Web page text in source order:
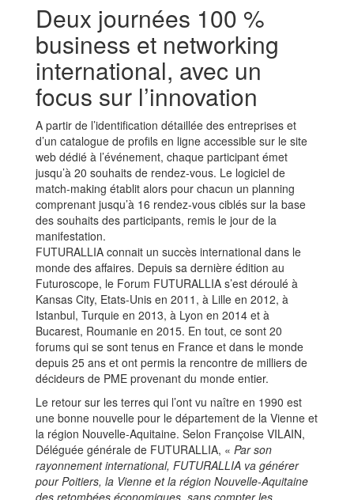
Deux journées 100 %
business et networking
international, avec un
focus sur l’innovation
A partir de l’identification détaillée des entreprises et
d’un catalogue de profils en ligne accessible sur le site
web dédié à l’événement, chaque participant émet
jusqu’à 20 souhaits de rendez-vous. Le logiciel de
match-making établit alors pour chacun un planning
comprenant jusqu’à 16 rendez-vous ciblés sur la base
des souhaits des participants, remis le jour de la
manifestation.
FUTURALLIA connait un succès international dans le
monde des affaires. Depuis sa dernière édition au
Futuroscope, le Forum FUTURALLIA s’est déroulé à
Kansas City, Etats-Unis en 2011, à Lille en 2012, à
Istanbul, Turquie en 2013, à Lyon en 2014 et à
Bucarest, Roumanie en 2015. En tout, ce sont 20
forums qui se sont tenus en France et dans le monde
depuis 25 ans et ont permis la rencontre de milliers de
décideurs de PME provenant du monde entier.
Le retour sur les terres qui l’ont vu naître en 1990 est
une bonne nouvelle pour le département de la Vienne et
la région Nouvelle-Aquitaine. Selon Françoise VILAIN,
Déléguée générale de FUTURALLIA, « Par son
rayonnement international, FUTURALLIA va générer
pour Poitiers, la Vienne et la région Nouvelle-Aquitaine